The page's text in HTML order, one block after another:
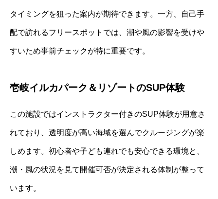
タイミングを狙った案内が期待できます。一方、自己手
配で訪れるフリースポットでは、潮や風の影響を受けや
すいため事前チェックが特に重要です。
壱岐イルカパーク＆リゾートのSUP体験
この施設ではインストラクター付きのSUP体験が用意さ
れており、透明度が高い海域を選んでクルージングが楽
しめます。初心者や子ども連れでも安心できる環境と、
潮・風の状況を見て開催可否が決定される体制が整って
います。